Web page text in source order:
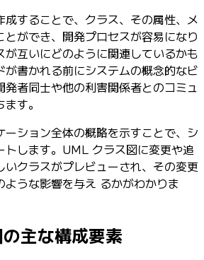
成することで、クラス、その属性、メ
とができ、開発プロセスが容易になり
が互いにどのように関連しているかも
が書かれる前にシステムの概念的なビ
者同士や他の利害関係者とのコミュ
す。
ーション全体の概略を示すことで、シ
トします。UML クラス図に変更や追
クラスがプレビューされ、その変更
うな影響を与え るかがわかりま
主な構成要素